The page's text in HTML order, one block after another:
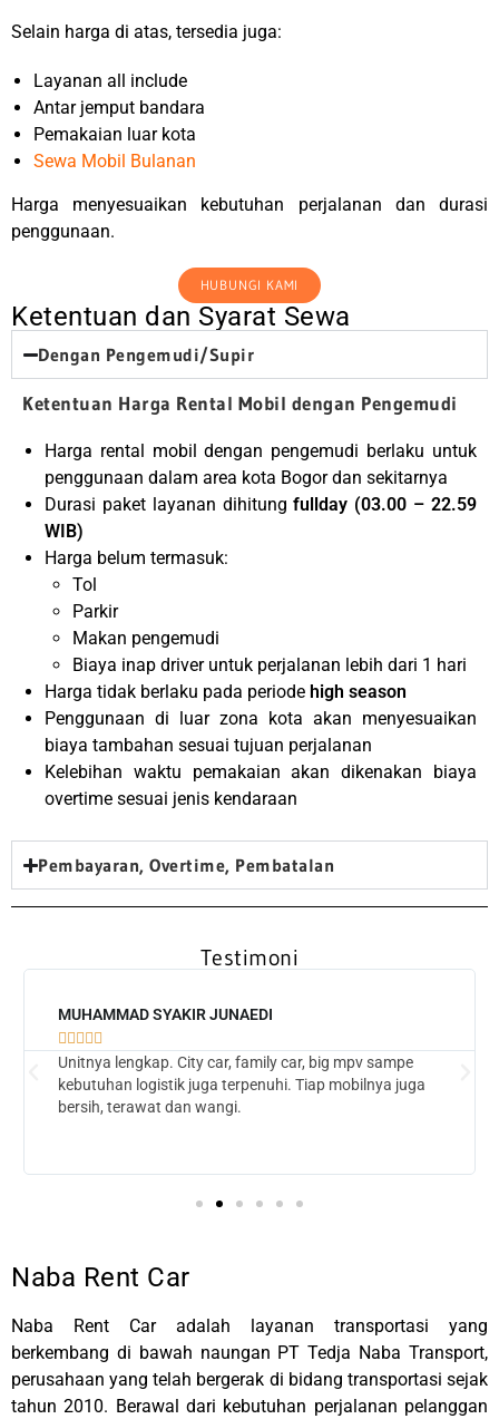
Selain harga di atas, tersedia juga:
Layanan all include
Antar jemput bandara
Pemakaian luar kota
Sewa Mobil Bulanan
Harga menyesuaikan kebutuhan perjalanan dan durasi
penggunaan.
HUBUNGI KAMI
Ketentuan dan Syarat Sewa
Dengan Pengemudi/Supir
Ketentuan Harga Rental Mobil dengan Pengemudi
Harga rental mobil dengan pengemudi berlaku untuk
penggunaan dalam area kota Bogor dan sekitarnya
Durasi paket layanan dihitungfullday (03.00 – 22.59
WIB)
Harga belum termasuk:
Tol
Parkir
Makan pengemudi
Biaya inap driver untuk perjalanan lebih dari 1 hari
Harga tidak berlaku pada periode high season
Penggunaan di luar zona kota akan menyesuaikan
biaya tambahan sesuai tujuan perjalanan
Kelebihan waktu pemakaian akan dikenakan biaya
overtime sesuai jenis kendaraan
Pembayaran, Overtime, Pembatalan
Testimoni
MUHAMMAD SYAKIR JUNAEDI
    
Unitnya lengkap. City car, family car, big mpv sampe
kebutuhan logistik juga terpenuhi. Tiap mobilnya juga
bersih, terawat dan wangi.
Naba Rent Car
Naba Rent Car adalah layanan transportasi yang
berkembang di bawah naungan PT Tedja Naba Transport,
perusahaan yang telah bergerak di bidang transportasi sejak
tahun 2010. Berawal dari kebutuhan perjalanan pelanggan